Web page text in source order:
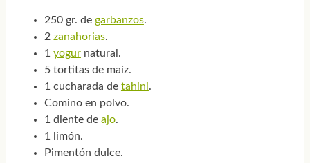
250 gr. de garbanzos.
2 zanahorias.
1 yogurnatural.
5 tortitas de maíz.
1 cucharada de tahini.
Comino en polvo.
1 diente de ajo.
1 limón.
Pimentón dulce.